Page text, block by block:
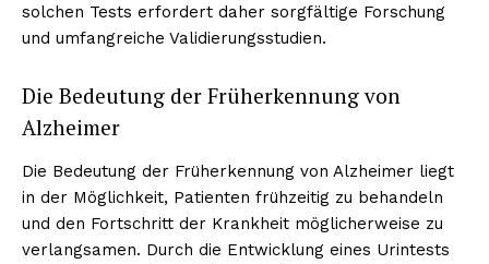
solchen Tests erfordert daher sorgfältige Forschung
und umfangreiche Validierungsstudien.
Die Bedeutung der Früherkennung von
Alzheimer
Die Bedeutung der Früherkennung von Alzheimer liegt
in der Möglichkeit, Patienten frühzeitig zu behandeln
und den Fortschritt der Krankheit möglicherweise zu
verlangsamen. Durch die Entwicklung eines Urintests